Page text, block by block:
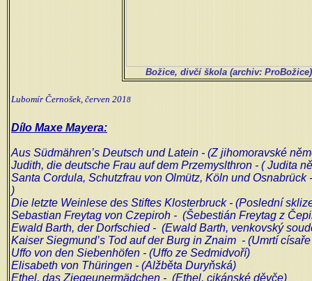
Božice, divčí škola (archiv: ProBožice)
Lubomír Černošek, červen 2018
Dílo Maxe Mayera:
Aus Südmähren’s Deutsch und Latein - (Z jihomoravské
Judith, die deutsche Frau auf dem Przemyslthron - ( Judita
Santa Cordula, Schutzfrau von Olmütz, Köln und
)
Die letzte Weinlese des Stiftes Klosterbruck - (Poslední
Sebastian Freytag von Czepiroh - (Šebestián Freytag z
Ewald Barth, der Dorfschied - (Ewald Barth, venkovský
Kaiser Siegmund’s Tod auf der Burg in Znaim - (Umrtí
Uffo von den Siebenhöfen - (Uffo ze Sedmidvoří)
Elisabeth von Thüringen - (Alžběta Duryňská)
Ethel, das Ziegeunermädchen - (Ethel, cikánské děvče)